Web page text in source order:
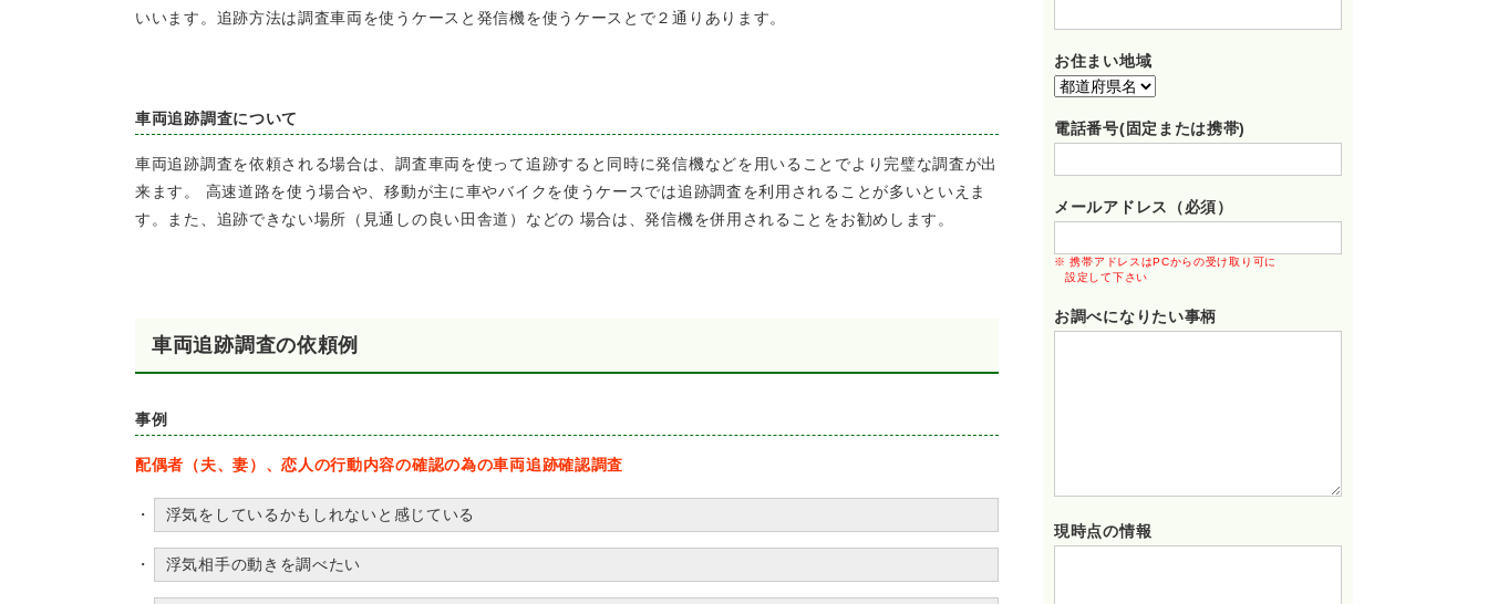
いいます。追跡方法は調査車両を使うケースと発信機を使うケースとで２通りあります。
車両追跡調査について
車両追跡調査を依頼される場合は、調査車両を使って追跡すると同時に発信機などを用いることでより完璧な調査が出
来ます。 高速道路を使う場合や、移動が主に車やバイクを使うケースでは追跡調査を利用されることが多いといえま
す。また、追跡できない場所（見通しの良い田舎道）などの 場合は、発信機を併用されることをお勧めします。
車両追跡調査の依頼例
事例
配偶者（夫、妻）、恋人の行動内容の確認の為の車両追跡確認調査
浮気をしているかもしれないと感じている
浮気相手の動きを調べたい
お住まい地域
電話番号(固定または携帯)
メールアドレス（必須）
※ 携帯アドレスはPCからの受け取り可に
設定して下さい
お調べになりたい事柄
現時点の情報